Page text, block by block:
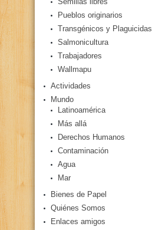
Pueblos originarios
Transgénicos y Plaguicidas
Salmonicultura
Trabajadores
Wallmapu
Actividades
Mundo
Latinoamérica
Más allá
Derechos Humanos
Contaminación
Agua
Mar
Bienes de Papel
Quiénes Somos
Enlaces amigos